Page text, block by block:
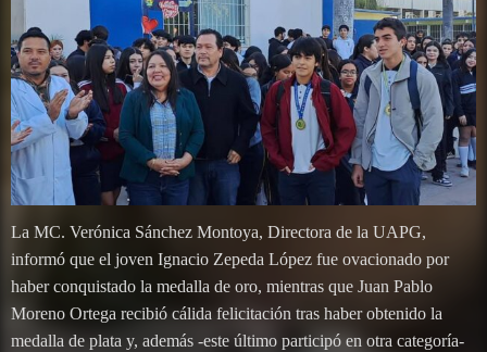
La MC. Verónica Sánchez Montoya, Directora de la UAPG,
informó que el joven Ignacio Zepeda López fue ovacionado por
haber conquistado la medalla de oro, mientras que Juan Pablo
Moreno Ortega recibió cálida felicitación tras haber obtenido la
medalla de plata y, además -este último participó en otra categoría-